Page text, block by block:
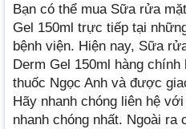
Bạn có thể mua Sữa rửa
Gel 150ml trực tiếp tại
bệnh viện. Hiện nay, Sữa
Derm Gel 150ml hàng
thuốc Ngọc Anh và được
Hãy nhanh chóng liên hệ
nhanh chóng nhất. Ngoài ra